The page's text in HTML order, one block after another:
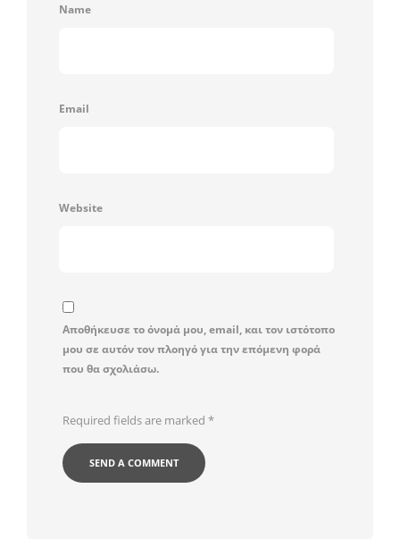
Name
Email
Website
Αποθήκευσε το όνομά μου, email, και τον ιστότοπο
μου σε αυτόν τον πλοηγό για την επόμενη φορά
που θα σχολιάσω.
Required fields are marked *